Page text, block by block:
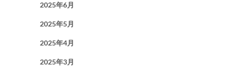
2025年6月
2025年5月
2025年4月
2025年3月